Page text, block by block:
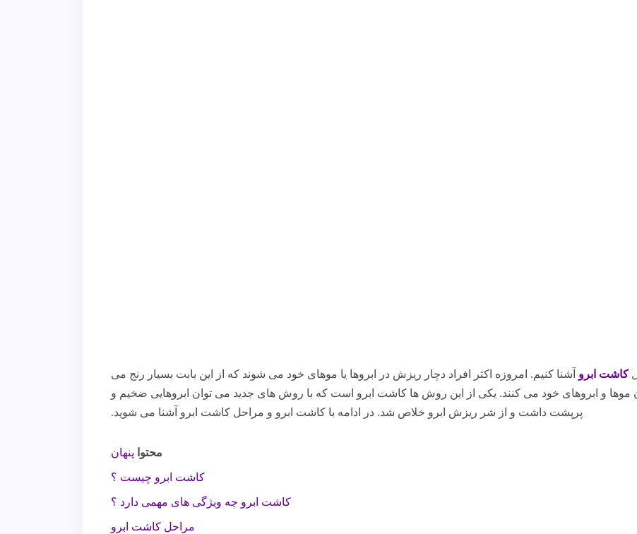
کاشت ابرو آشنا کنیم. امروزه اکثر افراد دچار ریزش در ابروها یا موهای خود می شوند که از این بابت بسیار رنج می
موها و ابروهای خود می کنند. یکی از این روش ها کاشت ابرو است که با روش های جدید می توان ابروهایی ضخیم و
پرپشت داشت و از شر ریزش ابرو خلاص شد. در ادامه با کاشت ابرو و مراحل کاشت ابرو آشنا می شوید.
محتوا پنهان
کاشت ابرو چیست ؟
کاشت ابرو چه ویژگی های مهمی دارد ؟
مراحل کاشت ابرو